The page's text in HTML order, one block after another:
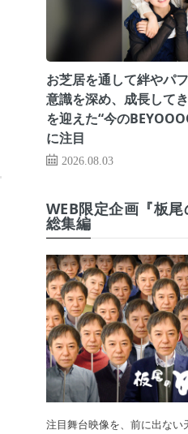
お芝居を通して絆やパ
意識を深め、成長して
を迎えた“今の
に注目
2026.08.03
WEB限定企画『板
総集編
注目舞台映像を、前に出ない